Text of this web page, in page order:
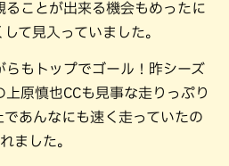
ることが出来る機会もめったに
て見入っていました。
らもトップでゴール！昨シーズ
原慎也CCも見事な走りっぷり
あんなにも速く走っていたの
ました。